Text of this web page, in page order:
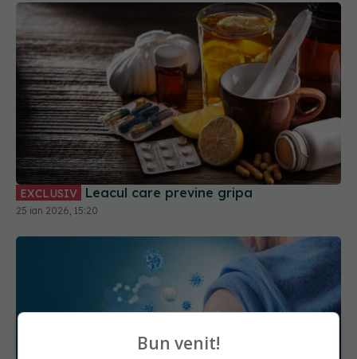
EXCLUSIV Leacul care previne gripa
25 ian 2026, 15:20
Bun venit!